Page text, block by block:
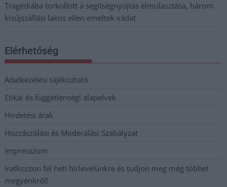
Tragédiába torkollott a segítségnyújtás elmulasztása, három
kisújszállási lakos ellen emeltek vádat
Elérhetőség
Adatkezelési tájékoztató
Etikai és függetlenségi alapelvek
Hirdetési árak
Hozzászólási és Moderálási Szabályzat
Impresszum
Iratkozzon fel heti hírlevelünkre és tudjon meg még többet
megyénkről!